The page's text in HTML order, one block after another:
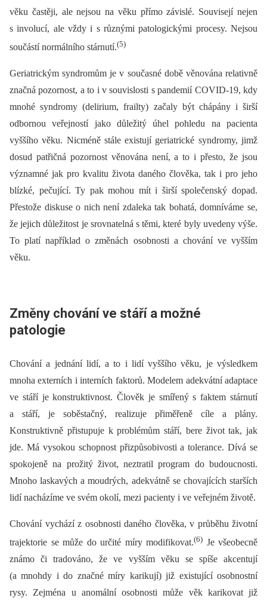
věku častěji, ale nejsou na věku přímo závislé. Souvisejí nejen
s involucí, ale vždy i s různými patologickými procesy. Nejsou
součástí normálního stárnutí.(5)
Geriatrickým syndromům je v současné době věnována relativně
značná pozornost, a to i v souvislosti s pandemií COVID-19, kdy
mnohé syndromy (delirium, frailty) začaly být chápány i širší
odbornou veřejností jako důležitý úhel pohledu na pacienta
vyššího věku. Nicméně stále existují geriatrické syndromy, jimž
dosud patřičná pozornost věnována není, a to i přesto, že jsou
významné jak pro kvalitu života daného člověka, tak i pro jeho
blízké, pečující. Ty pak mohou mít i širší společenský dopad.
Přestože diskuse o nich není zdaleka tak bohatá, domníváme se,
že jejich důležitost je srovnatelná s těmi, které byly uvedeny výše.
To platí například o změnách osobnosti a chování ve vyšším
věku.
Změny chování ve stáří a možné
patologie
Chování a jednání lidí, a to i lidí vyššího věku, je výsledkem
mnoha externích i interních faktorů. Modelem adekvátní adaptace
ve stáří je konstruktivnost. Člověk je smířený s faktem stárnutí
a stáří, je soběstačný, realizuje přiměřeně cíle a plány.
Konstruktivně přistupuje k problémům stáří, bere život tak, jak
jde. Má vysokou schopnost přizpůsobivosti a tolerance. Dívá se
spokojeně na prožitý život, neztratil program do budoucnosti.
Mnoho laskavých a moudrých, adekvátně se chovajících starších
lidí nacházíme ve svém okolí, mezi pacienty i ve veřejném životě.
Chování vychází z osobnosti daného člověka, v průběhu životní
trajektorie se může do určité míry modifikovat.(6) Je všeobecně
známo či tradováno, že ve vyšším věku se spíše akcentují
(a mnohdy i do značné míry karikují) již existující osobnostní
rysy. Zejména u anomální osobnosti může věk karikovat již